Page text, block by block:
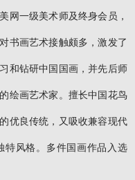
网一级美术师及终身会员，
书画艺术接触颇多，激发了
和钻研中国国画，并先后师
绘画艺术家。擅长中国花鸟
优良传统，又吸收兼容现代
特风格。多件国画作品入选